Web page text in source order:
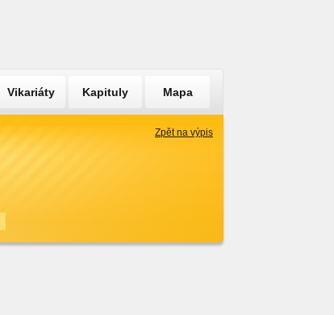
Vikariáty Kapituly Mapa
Zpět na výpis